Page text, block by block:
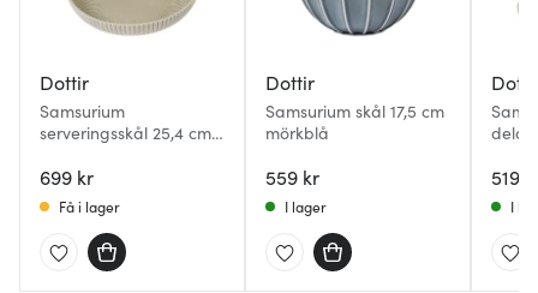
Dottir
Samsurium
serveringsskål 25,4 cm
699 kr
Få i lager
Dottir
Samsurium skål 17,5 cm
mörkblå
559 kr
I lager
delar
519
I